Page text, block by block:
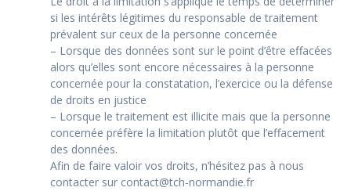
si les intérêts légitimes du responsable de traitement
prévalent sur ceux de la personne concernée
– Lorsque des données sont sur le point d’être effacées
alors qu’elles sont encore nécessaires à la personne
concernée pour la constatation, l’exercice ou la défense
de droits en justice
– Lorsque le traitement est illicite mais que la personne
concernée préfère la limitation plutôt que l’effacement
des données.
Afin de faire valoir vos droits, n’hésitez pas à nous
contacter sur contact@tch-normandie.fr